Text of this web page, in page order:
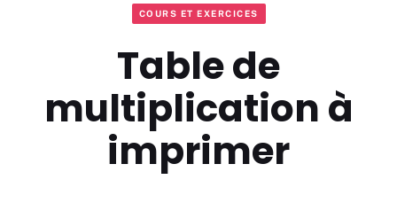
COURS ET EXERCICES
Table de
multiplication à
imprimer